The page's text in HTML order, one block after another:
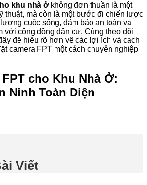
khu nhà ởkhông đơn thuần là một
thuật, mà còn là một bước đi chiến lược
cuộc sống, đảm bảo an toàn và
với cộng đồng dân cư. Cùng theo dõi
để hiểu rõ hơn về các lợi ích và cách
camera FPT một cách chuyên nghiệp
cho Khu Nhà Ở:
Ninh Toàn Diện
Viết